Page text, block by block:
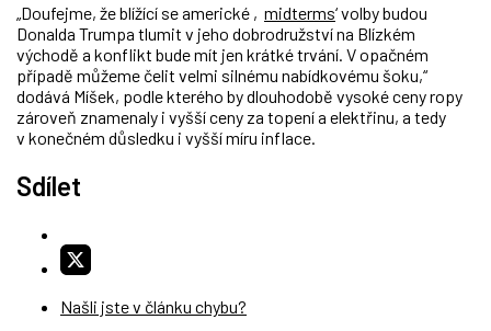
„Doufejme, že blížící se americké ‚ midterms‘ volby budou
Donalda Trumpa tlumit v jeho dobrodružství na Blízkém
východě a konflikt bude mít jen krátké trvání. V opačném
případě můžeme čelit velmi silnému nabídkovému šoku,“
dodává Míšek, podle kterého by dlouhodobě vysoké ceny ropy
zároveň znamenaly i vyšší ceny za topení a elektřinu, a tedy
v konečném důsledku i vyšší míru inflace.
Sdílet
Našli jste v článku chybu?